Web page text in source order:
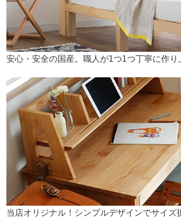
安心・安全の国産。職人が1つ1つ丁寧に作り
当店オリジナル！シンプルデザインでサイズ